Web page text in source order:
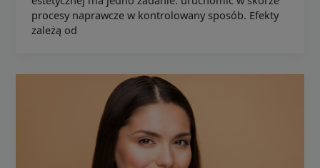
procesy naprawcze w kontrolowany sposób. Efekty
zależą od